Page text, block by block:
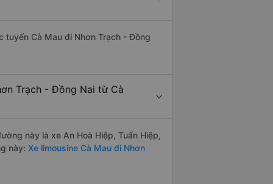
tuyến Cà Mau đi Nhơn Trạch - Đồng
Trạch - Đồng Nai từ Cà
này là xe An Hoà Hiệp, Tuấn Hiệp,
này: Xe limousine Cà Mau đi Nhơn